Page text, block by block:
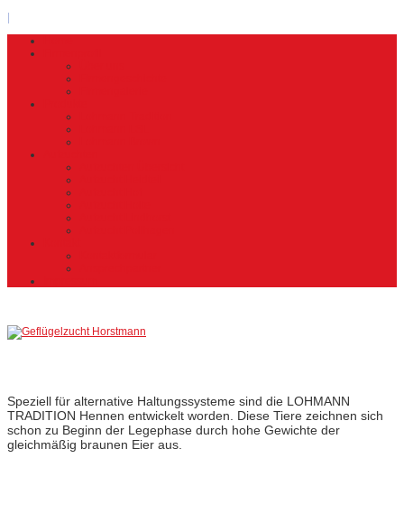
Speziell für alternative Haltungssysteme sind die LOHMANN
TRADITION Hennen entwickelt worden. Diese Tiere zeichnen sich
schon zu Beginn der Legephase durch hohe Gewichte der
gleichmäßig braunen Eier aus.